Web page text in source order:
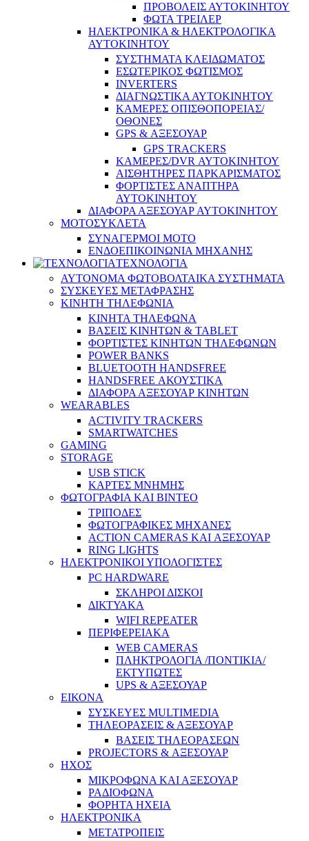
ΠΡΟΒΟΛΕΙΣ ΑΥΤΟΚΙΝΗΤΟΥ
ΦΩΤΑ ΤΡΕΙΛΕΡ
ΗΛΕΚΤΡΟΝΙΚΑ & ΗΛΕΚΤΡΟΛΟΓΙΚΑ
ΑΥΤΟΚΙΝΗΤΟΥ
ΣΥΣΤΗΜΑΤΑ ΚΛΕΙΔΩΜΑΤΟΣ
ΕΣΩΤΕΡΙΚΟΣ ΦΩΤΙΣΜΟΣ
INVERTERS
ΔΙΑΓΝΩΣΤΙΚΑ ΑΥΤΟΚΙΝΗΤΟΥ
ΚΑΜΕΡΕΣ ΟΠΙΣΘΟΠΟΡΕΙΑΣ/
ΟΘΟΝΕΣ
GPS & ΑΞΕΣΟΥΑΡ
GPS TRACKERS
ΚΑΜΕΡΕΣ/DVR ΑΥΤΟΚΙΝΗΤΟΥ
ΑΙΣΘΗΤΗΡΕΣ ΠΑΡΚΑΡΙΣΜΑΤΟΣ
ΦΟΡΤΙΣΤΕΣ ΑΝΑΠΤΗΡΑ
ΑΥΤΟΚΙΝΗΤΟΥ
ΔΙΑΦΟΡΑ ΑΞΕΣΟΥΑΡ ΑΥΤΟΚΙΝΗΤΟΥ
ΜΟΤΟΣΥΚΛΕΤΑ
ΣΥΝΑΓΕΡΜΟΙ ΜΟΤΟ
ΕΝΔΟΕΠΙΚΟΙΝΩΝΙΑ ΜΗΧΑΝΗΣ
ΤΕΧΝΟΛΟΓΙΑ
ΑΥΤΟΝΟΜΑ ΦΩΤΟΒΟΛΤΑΙΚΑ ΣΥΣΤΗΜΑΤΑ
ΣΥΣΚΕΥΕΣ ΜΕΤΑΦΡΑΣΗΣ
ΚΙΝΗΤΗ ΤΗΛΕΦΩΝΙΑ
ΚΙΝΗΤΑ ΤΗΛΕΦΩΝΑ
ΒΑΣΕΙΣ ΚΙΝΗΤΩΝ & TABLET
ΦΟΡΤΙΣΤΕΣ ΚΙΝΗΤΩΝ ΤΗΛΕΦΩΝΩΝ
POWER BANKS
BLUETOOTH HANDSFREE
HANDSFREE ΑΚΟΥΣΤΙΚΑ
ΔΙΑΦΟΡΑ ΑΞΕΣΟΥΑΡ ΚΙΝΗΤΩΝ
WEARABLES
ACTIVITY TRACKERS
SMARTWATCHES
GAMING
STORAGE
USB STICK
ΚΑΡΤΕΣ ΜΝΗΜΗΣ
ΦΩΤΟΓΡΑΦΙΑ ΚΑΙ ΒΙΝΤΕΟ
ΤΡΙΠΟΔΕΣ
ΦΩΤΟΓΡΑΦΙΚΕΣ ΜΗΧΑΝΕΣ
ACTION CAMERAS KAI ΑΞΕΣΟΥΑΡ
RING LIGHTS
ΗΛΕΚΤΡΟΝΙΚΟΙ ΥΠΟΛΟΓΙΣΤΕΣ
PC HARDWARE
ΣΚΛΗΡΟΙ ΔΙΣΚΟΙ
ΔΙΚΤΥΑΚΑ
WIFI REPEATER
ΠΕΡΙΦΕΡΕΙΑΚΑ
WEB CAMERAS
ΠΛΗΚΤΡΟΛΟΓΙΑ /ΠΟΝΤΙΚΙΑ/
ΕΚΤΥΠΩΤΕΣ
UPS & ΑΞΕΣΟΥΑΡ
ΕΙΚΟΝΑ
ΣΥΣΚΕΥΕΣ MULTIMEDIA
ΤΗΛΕΟΡΑΣΕΙΣ & ΑΞΕΣΟΥΑΡ
ΒΑΣΕΙΣ ΤΗΛΕΟΡΑΣΕΩΝ
PROJECTORS & ΑΞΕΣΟΥΑΡ
ΗΧΟΣ
ΜΙΚΡΟΦΩΝΑ ΚΑΙ ΑΞΕΣΟΥΑΡ
ΡΑΔΙΟΦΩΝΑ
ΦΟΡΗΤΑ ΗΧΕΙΑ
ΗΛΕΚΤΡΟΝΙΚΑ
ΜΕΤΑΤΡΟΠΕΙΣ